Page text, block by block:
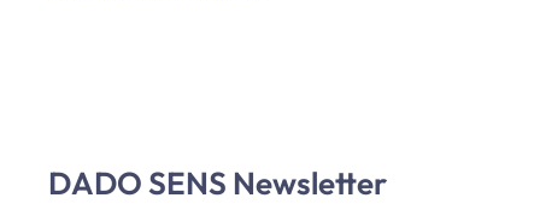
DADO SENS Newsletter